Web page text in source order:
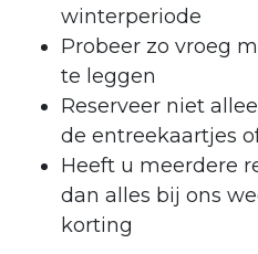
winterperiode
Probeer zo vroeg
te leggen
Reserveer niet
de entreekaartjes
Heeft u meerdere
dan alles bij ons
korting